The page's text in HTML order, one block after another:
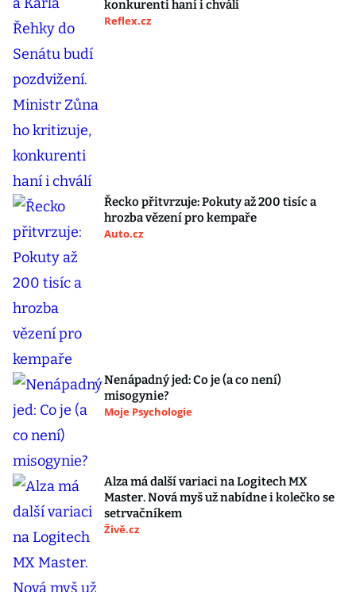
konkurenti haní i chválí
Reflex.cz
Řecko přitvrzuje: Pokuty až 200 tisíc a
hrozba vězení pro kempaře
Auto.cz
Nenápadný jed: Co je (a co není)
misogynie?
Moje Psychologie
Alza má další variaci na Logitech MX
Master. Nová myš už nabídne i kolečko se
setrvačníkem
Živě.cz